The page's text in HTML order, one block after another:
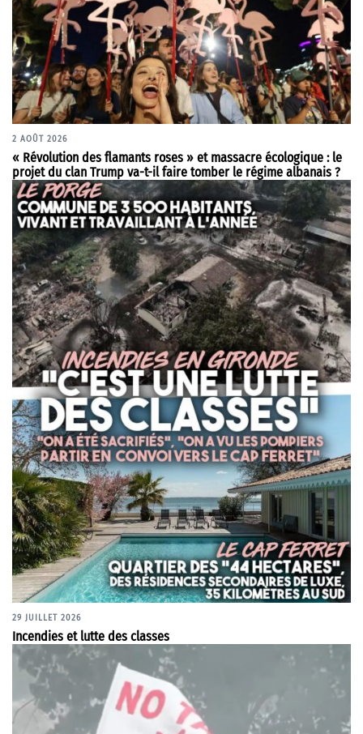
2 AOÛT 2026
« Révolution des flamants roses » et massacre écologique : le
projet du clan Trump va-t-il faire tomber le régime albanais ?
29 JUILLET 2026
Incendies et lutte des classes